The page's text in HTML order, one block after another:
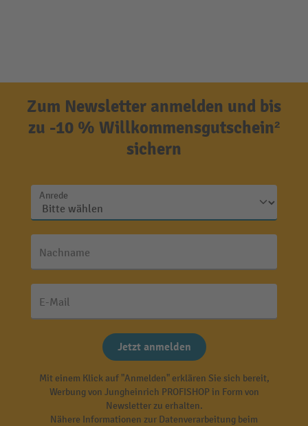
Zum Newsletter anmelden und bis
zu -10 % Willkommensgutschein²
sichern
Anrede
Nachname
E-Mail
Jetzt anmelden
Mit einem Klick auf "Anmelden" erklären Sie sich bereit,
Werbung von Jungheinrich PROFISHOP in Form von
Newsletter zu erhalten.
Nähere Informationen zur Datenverarbeitung beim